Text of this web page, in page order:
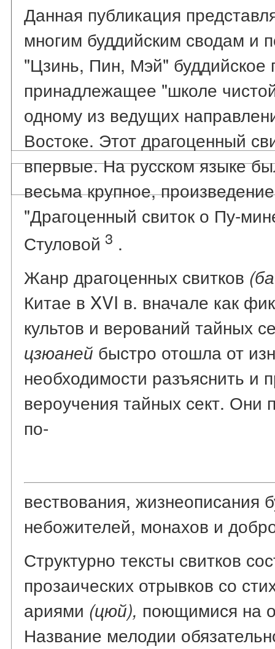
Данная публикация
многим буддийским сводам и
"Цзинь, Пин, Мэй" буддийское
принадлежащее "школе
одному из ведущих
Востоке. Этот драгоценный
впервые. На русском языке
весьма крупное,
"Драгоценный свиток о Пу-
Стуловой 3 .
Жанр драгоценных свитков
Китае в XVI в. вначале как
культов и верований тайных
цзюаней быстро отошла от
необходимости разъяснить и
вероучения тайных сект. Они
по-
вествования, жизнеописания
небожителей, монахов и
Структурно тексты свитков
прозаических отрывков со
ариями (цюй), поющимися на
Название мелодии